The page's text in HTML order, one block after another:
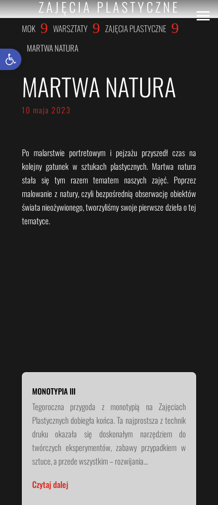
ZAJĘCIA PLASTYCZNE
MOK 9 WARSZTATY 9 ZAJĘCIA PLASTYCZNE 9
MARTWA NATURA
MARTWA NATURA
10 maja 2023
Po malarstwie portretowym i pejzażu przyszedł czas na
kolejny gatunek w sztukach plastycznych. Martwa natura
stała się tym razem tematem naszych zajęć. Poprzez
malowanie z natury, czyli bezpośrednią obserwację obiektów
świata nieożywionego, tworzyliśmy swoje pierwsze dzieła o tej
tematyce.
MONOTYPIA III
Tegoroczna przygoda z monotypią na Zajęciach
Plastycznych dobiegła końca. Ta najprostsza z technik
druku okazała się doskonałym narzędziem do
twórczych eksperymentów, zabawy przypadkiem w
sztuce, a przede wszystkim – rozwijania...
Czytaj dalej
Otwórz pasek narzędzi